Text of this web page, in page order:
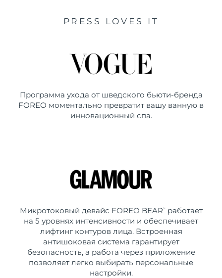
PRESS LOVES IT
Программа ухода от шведского бьюти-бренда
FOREO моментально превратит вашу ванную в
инновационный спа.
Микротоковый девайс FOREO BEAR ™
работает
на 5 уровнях интенсивности и обеспечивает
лифтинг контуров лица. Встроенная
антишоковая система гарантирует
безопасность, а работа через приложение
позволяет легко выбирать персональные
настройки.